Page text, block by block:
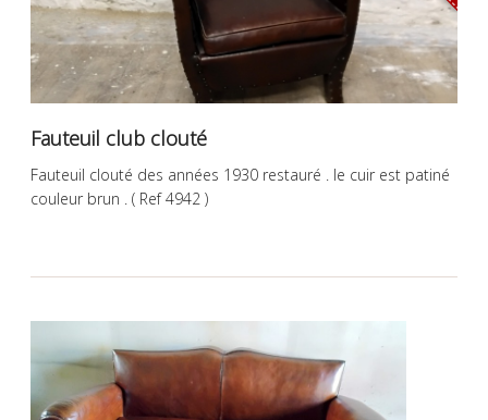
Fauteuil club clouté
Fauteuil clouté des années 1930 restauré . le cuir est patiné
couleur brun . ( Ref 4942 )